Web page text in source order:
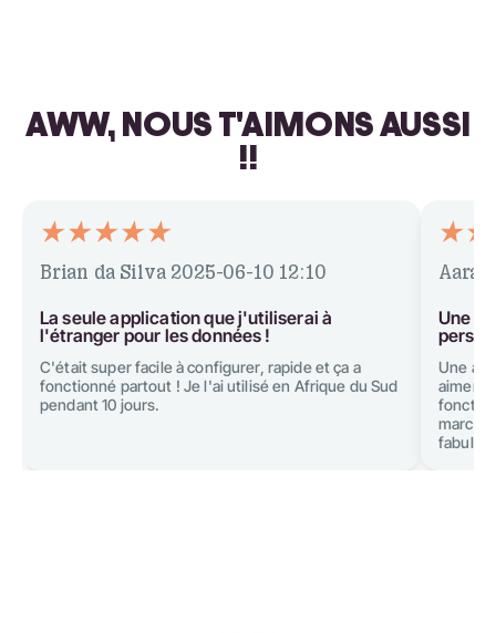
AWW, NOUS T'AIMONS AUSSI
!!
Brian da Silva 2025-06-10 12:10
La seule application que j'utiliserai à
l'étranger pour les données !
C'était super facile à configurer, rapide et ça a
fonctionné partout ! Je l'ai utilisé en Afrique du Sud
pendant 10 jours.
Aarav
Une
Une
aiment
marché